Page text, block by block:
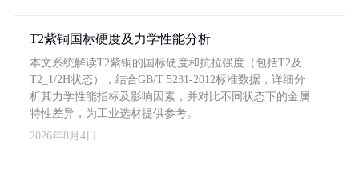
T2紫铜国标硬度及力学性能分析
本文系统解读T2紫铜的国标硬度和抗拉强度（包括T2及
T2_1/2H状态），结合GB/T 5231-2012标准数据，详细分
析其力学性能指标及影响因素，并对比不同状态下的金属
特性差异，为工业选材提供参考。
2026年8月4日